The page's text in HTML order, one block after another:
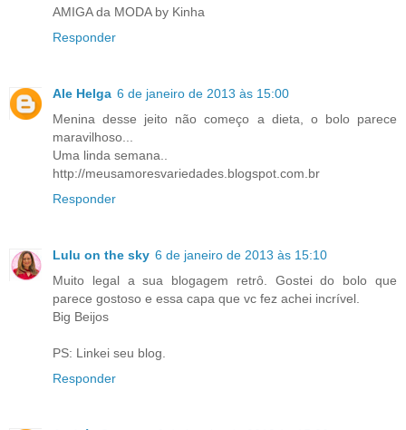
AMIGA da MODA by Kinha
Responder
Ale Helga 6 de janeiro de 2013 às 15:00
Menina desse jeito não começo a dieta, o bolo parece
maravilhoso...
Uma linda semana..
http://meusamoresvariedades.blogspot.com.br
Responder
Lulu on the sky 6 de janeiro de 2013 às 15:10
Muito legal a sua blogagem retrô. Gostei do bolo que
parece gostoso e essa capa que vc fez achei incrível.
Big Beijos
PS: Linkei seu blog.
Responder